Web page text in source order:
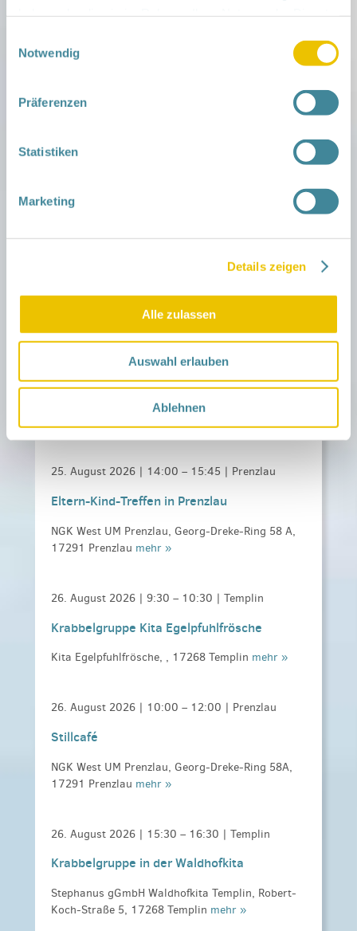
Notwendig
Präferenzen
Statistiken
Marketing
Details zeigen
Alle zulassen
Auswahl erlauben
Ablehnen
NGK West UM Templin, Robert - Koch Straße 24,
NGK West UM Templin, Robert - Koch Straße 24,
17268 Templinmehr »
25. August 2026 |9:30 – 10:30| Prenzlau
NGK West UM Prenzlau, Georg-Dreke-Ring 58A,
25. August 2026 | 14:00 – 15:45 | Prenzlau
Eltern-Kind-Treffen in Prenzlau
NGK West UM Prenzlau, Georg-Dreke-Ring 58 A,
17291 Prenzlau mehr »
26. August 2026 | 9:30 – 10:30 | Templin
Krabbelgruppe Kita Egelpfuhlfrösche
Kita Egelpfuhlfrösche, , 17268 Templin mehr »
26. August 2026 | 10:00 – 12:00 | Prenzlau
Stillcafé
NGK West UM Prenzlau, Georg-Dreke-Ring 58A,
17291 Prenzlau mehr »
26. August 2026 | 15:30 – 16:30 | Templin
Krabbelgruppe in der Waldhofkita
Stephanus gGmbH Waldhofkita Templin, Robert-
Koch-Straße 5, 17268 Templin mehr »